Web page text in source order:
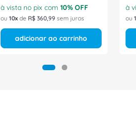
à vista no pix com 10% OFF
ou 10 de R$ 360,99 sem juros
adicionar ao carrinho
à
ou